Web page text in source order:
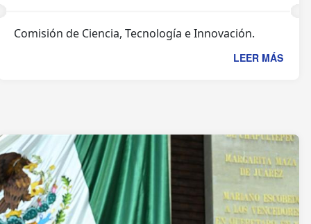
Comisión de Ciencia, Tecnología e Innovación.
LEER MÁS